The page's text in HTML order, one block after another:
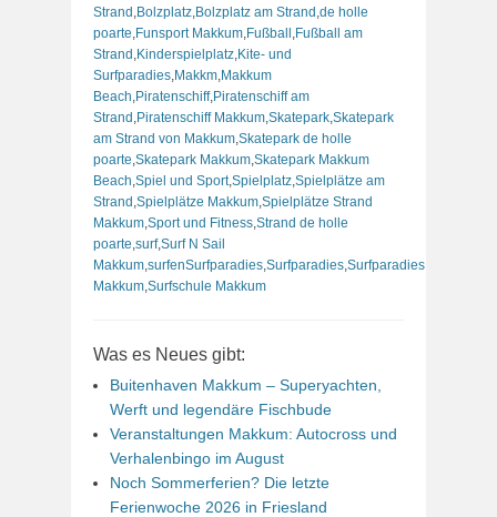
Strand Bolzplatz Bolzplatz am Strand de holle
poarte Funsport Makkum Fußball Fußball am
Strand Kinderspielplatz Kite- und
Surfparadies Makkm Makkum
Beach Piratenschiff, Piratenschiff am
Strand Piratenschiff Makkum Skatepark Skatepark
am Strand von Makkum Skatepark de holle
poarte Skatepark Makkum Skatepark Makkum
Beach Spiel und Sport,Spielplatz Spielplätze am
Strand Spielplätze Makkum Spielplätze Strand
Makkum Sport und Fitness Strand de holle
poarte surf,Surf N Sail
Makkum surfenSurfparadies Surfparadies Surfparadies
Makkum Surfschule Makkum
Was es Neues gibt:
Buitenhaven Makkum – Superyachten,
Werft und legendäre Fischbude
Veranstaltungen Makkum: Autocross und
Verhalenbingo im August
Noch Sommerferien? Die letzte
Ferienwoche 2026 in Friesland